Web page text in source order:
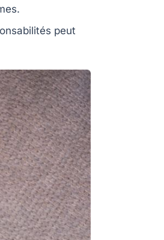
peut